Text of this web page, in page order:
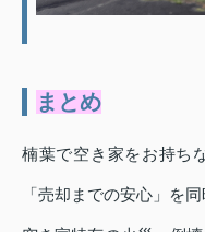
まとめ
楠葉で空き家をお持ち
「売却までの安心」を